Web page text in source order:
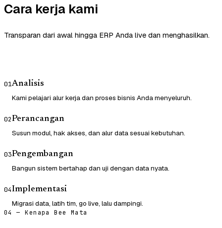
Cara kerja kami
Transparan dari awal hingga ERP Anda live dan menghasilkan.
01Analisis
Kami pelajari alur kerja dan proses bisnis Anda menyeluruh.
02Perancangan
Susun modul, hak akses, dan alur data sesuai kebutuhan.
03Pengembangan
Bangun sistem bertahap dan uji dengan data nyata.
04Implementasi
Migrasi data, latih tim, go live, lalu dampingi.
04 — Kenapa Bee Mata